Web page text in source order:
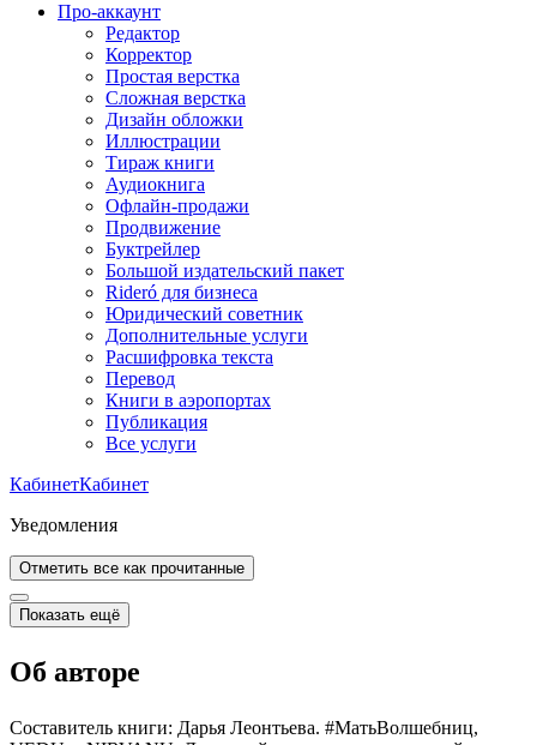
Про-аккаунт
Редактор
Корректор
Простая верстка
Сложная верстка
Дизайн обложки
Иллюстрации
Тираж книги
Аудиокнига
Офлайн-продажи
Продвижение
Буктрейлер
Большой издательский пакет
Rideró для бизнеса
Юридический советник
Дополнительные услуги
Расшифровка текста
Перевод
Книги в аэропортах
Публикация
Все услуги
КабинетКабинет
Уведомления
Отметить все как прочитанные
Показать ещё
Об авторе
Cоставитель книги: Дарья Леонтьева. #МатьВолшебниц,